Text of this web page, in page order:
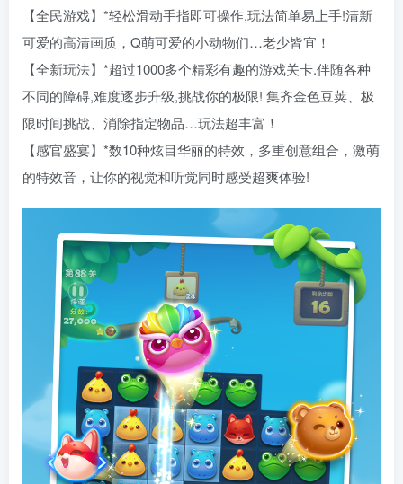
【全民游戏】*轻松滑动手指即可操作,玩法简单易上手!清新
可爱的高清画质，Q萌可爱的小动物们…老少皆宜！
【全新玩法】*超过1000多个精彩有趣的游戏关卡.伴随各种
不同的障碍,难度逐步升级,挑战你的极限! 集齐金色豆荚、极
限时间挑战、消除指定物品…玩法超丰富！
【感官盛宴】*数10种炫目华丽的特效，多重创意组合，激萌
的特效音，让你的视觉和听觉同时感受超爽体验!